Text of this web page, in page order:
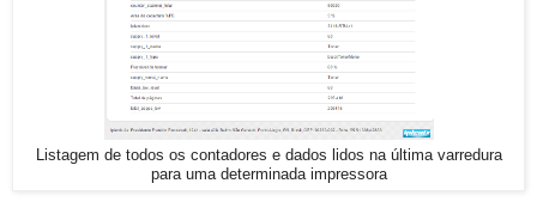
Listagem de todos os contadores e dados lidos na última varredura
para uma determinada impressora